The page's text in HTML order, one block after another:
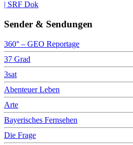
| SRF Dok
Sender & Sendungen
360° – GEO Reportage
37 Grad
3sat
Abenteuer Leben
Arte
Bayerisches Fernsehen
Die Frage